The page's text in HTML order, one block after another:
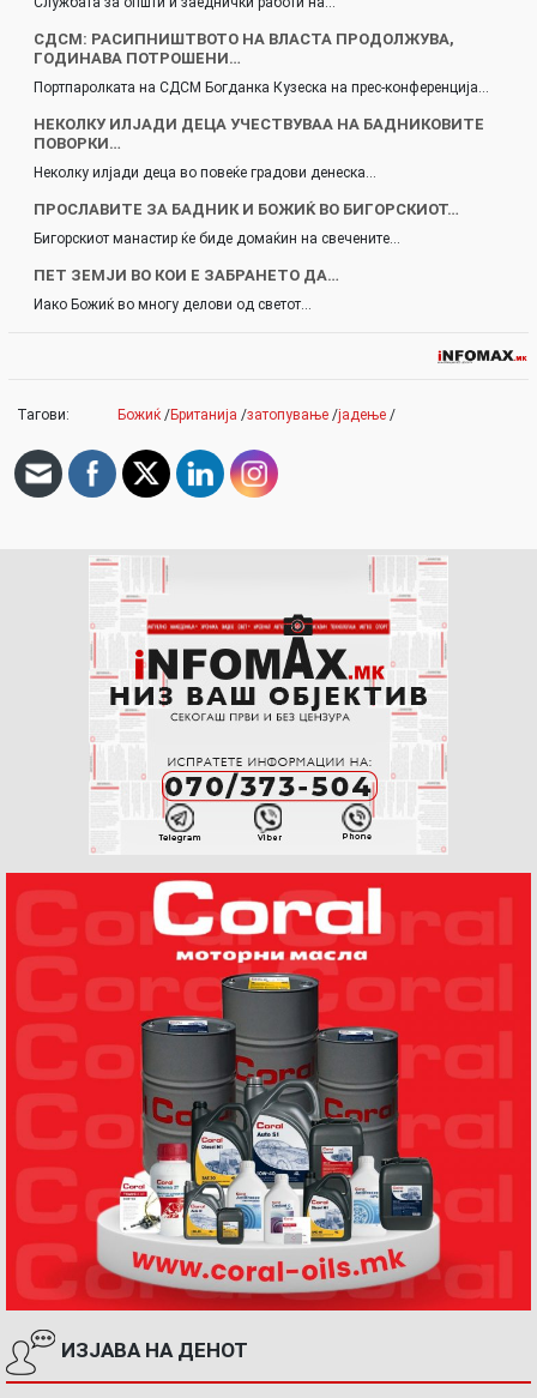
СДСМ: РАСИПНИШТВОТО НА ВЛАСТА ПРОДОЛЖУВА,
ГОДИНАВА ПОТРОШЕНИ…
Портпаролката на СДСМ Богданка Кузеска на прес-конференција…
НЕКОЛКУ ИЛЈАДИ ДЕЦА УЧЕСТВУВАА НА БАДНИКОВИТЕ
ПОВОРКИ…
Неколку илјади деца во повеќе градови денеска…
ПРОСЛАВИТЕ ЗА БАДНИК И БОЖИЌ ВО БИГОРСКИОТ…
Бигорскиот манастир ќе биде домаќин на свечените…
ПЕТ ЗЕМЈИ ВО КОИ Е ЗАБРАНЕТО ДА…
Иако Божиќ во многу делови од светот…
Тагови: Божиќ /Британија /затопување /јадење /
ИЗЈАВА НА ДЕНОТ